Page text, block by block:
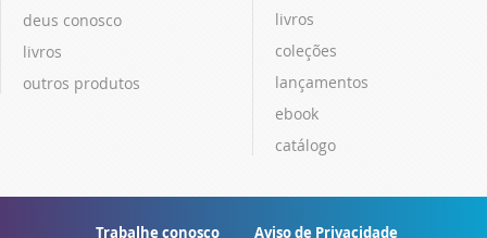
deus conosco
livros
outros produtos
livros
coleções
lançamentos
ebook
catálogo
Trabalhe conosco Aviso de Privacidade